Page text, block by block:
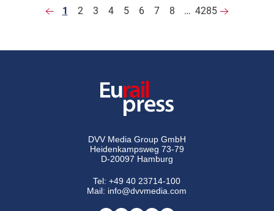
1 2 3 4 5 6 7 8 … 4285
DVV Media Group GmbH
Heidenkampsweg 73-79
D-20097 Hamburg
Tel:+49 40 23714-100
Mail: info@dvvmedia.com